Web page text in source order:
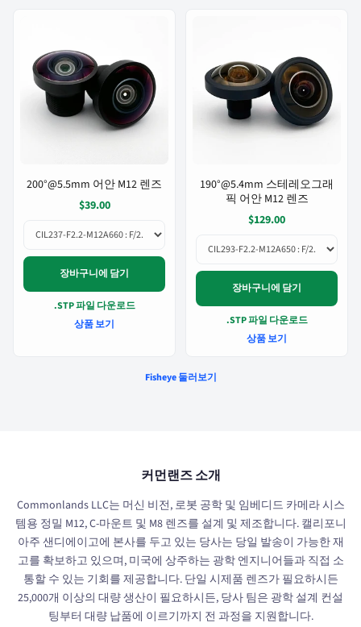
200°@5.5mm 어안 M12 렌즈
$39.00
장바구니에 담기
.STP 파일 다운로드
상품 보기
190°@5.4mm 스테레오그래
픽 어안 M12 렌즈
$129.00
장바구니에 담기
.STP 파일 다운로드
상품 보기
Fisheye 둘러보기
커먼랜즈 소개
Commonlands LLC는 머신 비전, 로봇 공학 및 임베디드 카메라 시스
템용 정밀 M12, C-마운트 및 M8 렌즈를 설계 및 제조합니다. 캘리포니
아주 샌디에이고에 본사를 두고 있는 당사는 당일 발송이 가능한 재
고를 확보하고 있으며, 미국에 상주하는 광학 엔지니어들과 직접 소
통할 수 있는 기회를 제공합니다. 단일 시제품 렌즈가 필요하시든
25,000개 이상의 대량 생산이 필요하시든, 당사 팀은 광학 설계 컨설
팅부터 대량 납품에 이르기까지 전 과정을 지원합니다.